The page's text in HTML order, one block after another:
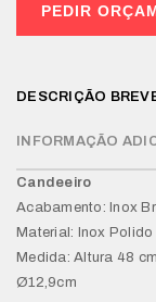
PEDIR
DESCRIÇÃO
INFORMAÇÃO
Candeeiro
Acabamento: Inox
Material: Inox Polido
Medida: Altura 48
Ø12,9cm